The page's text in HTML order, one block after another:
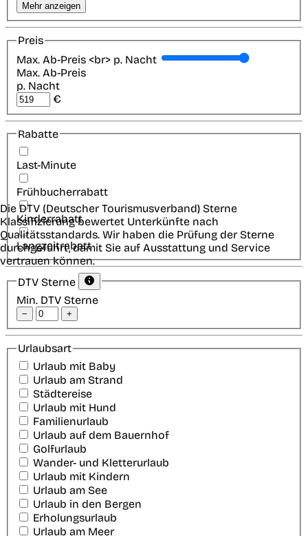
Mehr anzeigen
Preis
Max. Ab-Preis <br> p. Nacht
Max. Ab-Preis
p. Nacht
€
Rabatte
Last-Minute
Frühbucherrabatt
Kinderrabatt
Langzeitrabatt
DTV Sterne
Min. DTV Sterne
− +
Die DTV (Deutscher Tourismusverband) Sterne
Klassifizierung bewertet Unterkünfte nach
Qualitätsstandards. Wir haben die Prüfung der Sterne
durchgeführt, damit Sie auf Ausstattung und Service
vertrauen können.
Urlaubsart
Urlaub mit Baby
Urlaub am Strand
Städtereise
Urlaub mit Hund
Familienurlaub
Urlaub auf dem Bauernhof
Golfurlaub
Wander- und Kletterurlaub
Urlaub mit Kindern
Urlaub am See
Urlaub in den Bergen
Erholungsurlaub
Urlaub am Meer